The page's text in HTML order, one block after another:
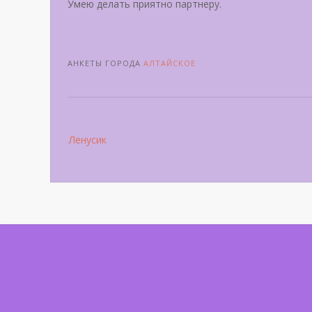
Умею делать приятно партнеру.
АНКЕТЫ ГОРОДА АЛТАЙСКОЕ
navigation
Ленусик